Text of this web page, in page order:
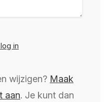
in
wijzigen? Maak
aan. Je kunt dan